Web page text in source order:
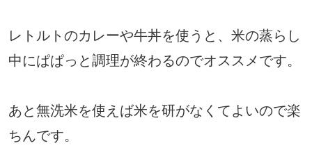
レトルトのカレーや牛丼を使うと、米の蒸らし
中にぱぱっと調理が終わるのでオススメです。
あと無洗米を使えば米を研がなくてよいので楽
ちんです。